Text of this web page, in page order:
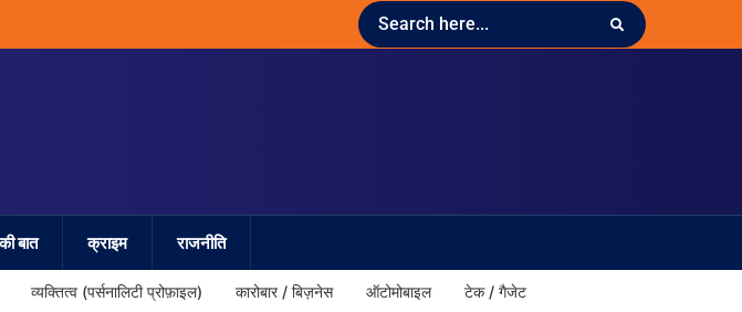
बात क्राइम राजनीति
व्यक्तित्व (पर्सनालिटी प्रोफ़ाइल) कारोबार / बिज़नेस ऑटोमोबाइल टेक / गैजेट